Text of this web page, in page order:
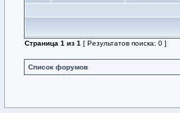
Страница 1 из 1 [ Результатов поиска: 0 ]
Список форумов